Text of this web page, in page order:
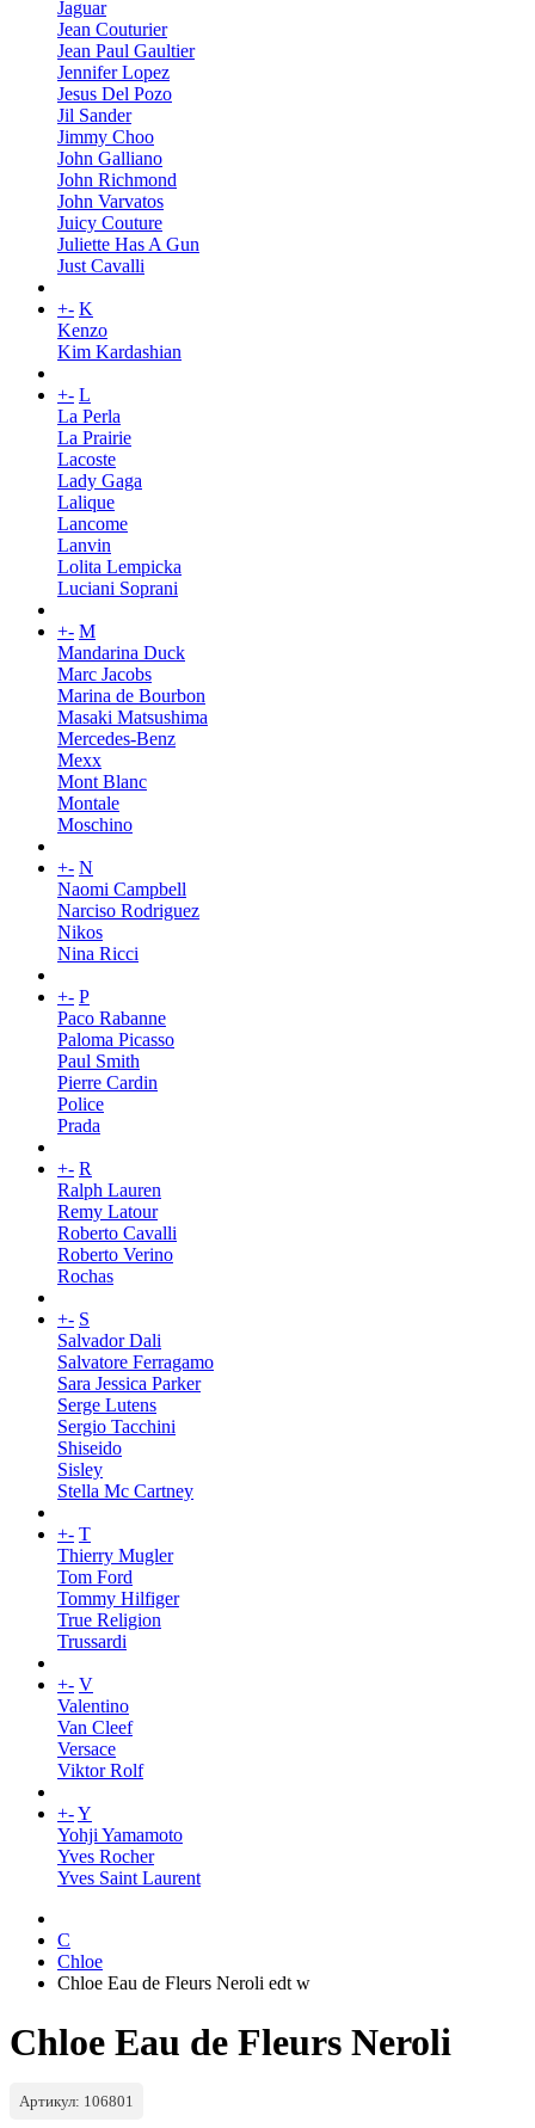
Jaguar
Jean Couturier
Jean Paul Gaultier
Jennifer Lopez
Jesus Del Pozo
Jil Sander
Jimmy Choo
John Galliano
John Richmond
John Varvatos
Juicy Couture
Juliette Has A Gun
Just Cavalli
+- K
Kenzo
Kim Kardashian
+- L
La Perla
La Prairie
Lacoste
Lady Gaga
Lalique
Lancome
Lanvin
Lolita Lempicka
Luciani Soprani
+- M
Mandarina Duck
Marc Jacobs
Marina de Bourbon
Masaki Matsushima
Mercedes-Benz
Mexx
Mont Blanc
Montale
Moschino
+- N
Naomi Campbell
Narciso Rodriguez
Nikos
Nina Ricci
+- P
Paco Rabanne
Paloma Picasso
Paul Smith
Pierre Cardin
Police
Prada
+- R
Ralph Lauren
Remy Latour
Roberto Cavalli
Roberto Verino
Rochas
+- S
Salvador Dali
Salvatore Ferragamo
Sara Jessica Parker
Serge Lutens
Sergio Tacchini
Shiseido
Sisley
Stella Mc Cartney
+- T
Thierry Mugler
Tom Ford
Tommy Hilfiger
True Religion
Trussardi
+- V
Valentino
Van Cleef
Versace
Viktor Rolf
+-Y
Yohji Yamamoto
Yves Rocher
Yves Saint Laurent
C
Chloe
Chloe Eau de Fleurs Neroli edt w
Chloe Eau de Fleurs Neroli
Артикул: 106801